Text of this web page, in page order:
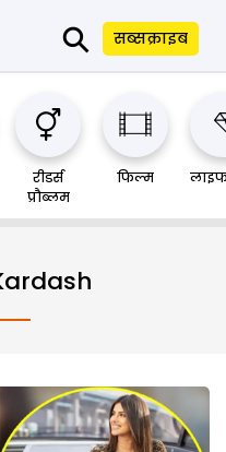
⚲ सब्सक्राइब
रीडर्स
प्रौब्लम
फिल्म